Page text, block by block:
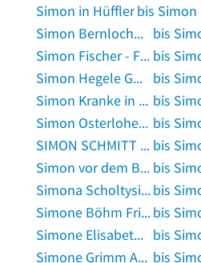
Simon in Hüffler
Simon Bernlochner Blumen Obst Gemüse in Geiselhöring
Simon Fischer - Finanzberatung in Passau
Simon Hegele GmbH Ges. f. Log. u. Service mbH in Ludwigsfelde
Simon Kranke in Tarmstedt
Simon Osterloher GmbH in Schonstett
SIMON SCHMITT in Neckargemünd
Simon vor dem Berge, Privatpraxis für Physiotherapie in Bad Essen
Simona Scholtysik Tierpsychologin für Katzen in Dresden
Simone Böhm Friseursalon in Malsfeld
Simone Elisabeth Godfried Schürgers in Selfkant
Simone Grimm Architektur in Saarburg, Saar